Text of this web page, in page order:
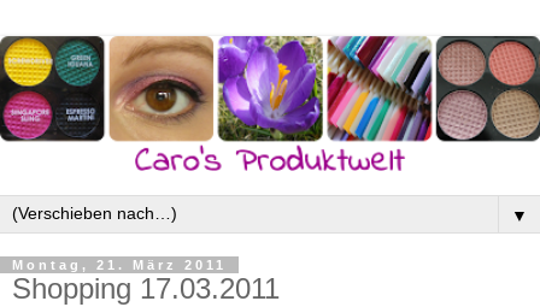
▼
Montag, 21. März 2011
Shopping 17.03.2011